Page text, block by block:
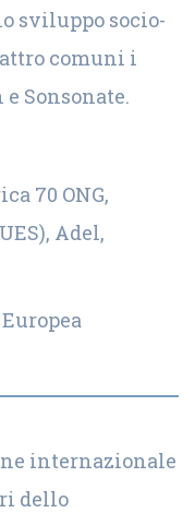
sviluppo socio-
comuni i
Sonsonate.
70 ONG,
Adel,
internazionale
dello